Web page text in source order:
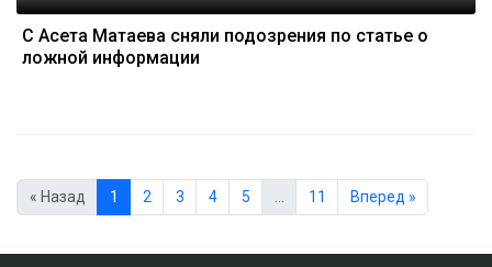
С Асета Матаева сняли подозрения по статье о
ложной информации
« Назад 1 2 3 4 5 … 11 Вперед »